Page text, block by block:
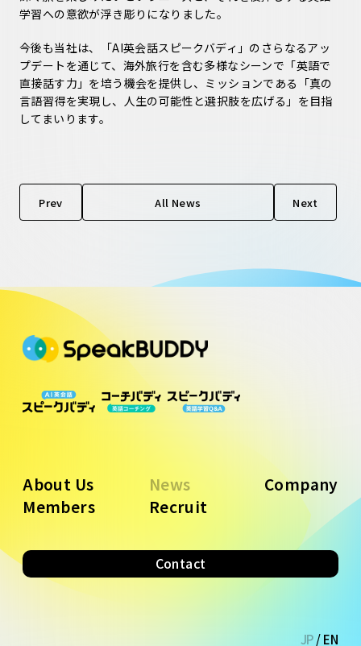
学習への意欲が浮き彫りになりました。
今後も当社は、「AI英会話スピークバディ」のさらなるアッ
プデートを通じて、海外旅行を含む多様なシーンで「英語で
直接話す力」を培う機会を提供し、ミッションである「真の
言語習得を実現し、人生の可能性と選択肢を広げる」を目指
してまいります。
Prev All News Next
About Us News
Company
Members
Recruit
Contact
JP/EN